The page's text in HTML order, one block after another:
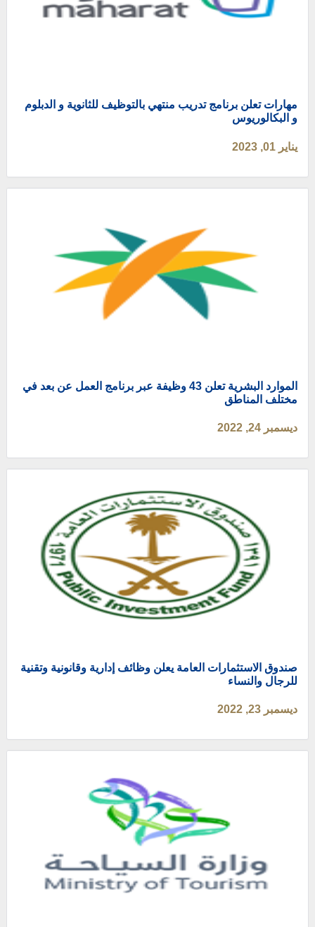
مهارات تعلن برنامج تدريب منتهي بالتوظيف للثانوية و الدبلوم
و البكالوريوس
يناير 01, 2023
الموارد البشرية تعلن 43 وظيفة عبر برنامج العمل عن بعد في
مختلف المناطق
ديسمبر 24, 2022
صندوق الاستثمارات العامة يعلن وظائف إدارية وقانونية وتقنية
للرجال والنساء
ديسمبر 23, 2022